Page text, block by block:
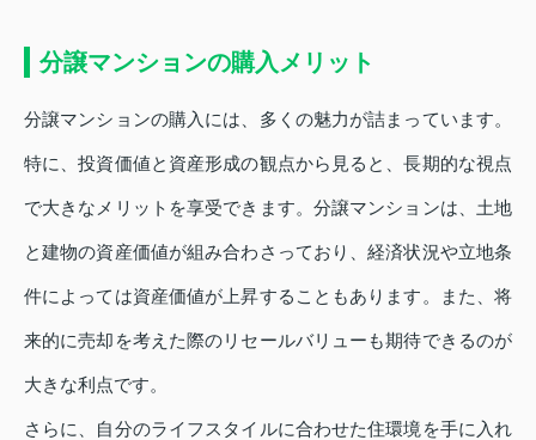
分譲マンションの購入メリット
分譲マンションの購入には、多くの魅力が詰まっています。
特に、投資価値と資産形成の観点から見ると、長期的な視点
で大きなメリットを享受できます。分譲マンションは、土地
と建物の資産価値が組み合わさっており、経済状況や立地条
件によっては資産価値が上昇することもあります。また、将
来的に売却を考えた際のリセールバリューも期待できるのが
大きな利点です。
さらに、自分のライフスタイルに合わせた住環境を手に入れ